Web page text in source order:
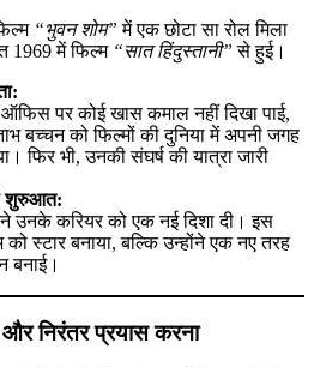
“भुवन शोम” में एक छोटा सा रोल मिला
में फिल्म “सात हिंदुस्तानी” से हुई।
पर कोई खास कमाल नहीं दिखा पाई,
बच्चन को फिल्मों की दुनिया में अपनी जगह
फिर भी, उनकी संघर्ष की यात्रा जारी
शुरुआत:
उनके करियर को एक नई दिशा दी। इस
स्टार बनाया, बल्कि उन्होंने एक नए तरह
बनाई।
निरंतर प्रयास करना